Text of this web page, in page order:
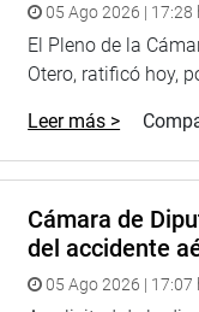
05 Ago 2026 | 17:28
El Pleno de la
Otero, ratificó hoy,
Leer más >
Cámara de
del accidente
05 Ago 2026 | 17:07